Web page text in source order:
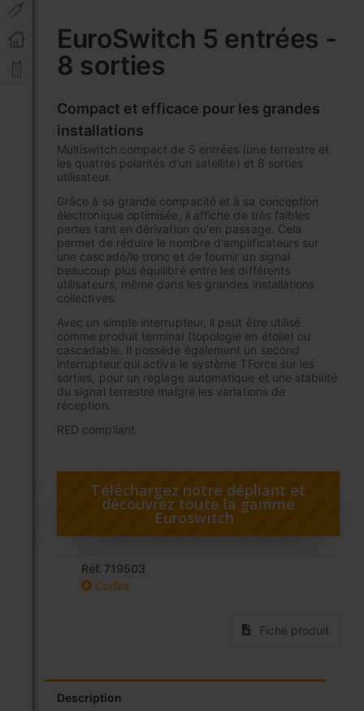
EuroSwitch 5 entrées -
8 sorties
Compact et efficace pour les grandes
installations
Multiswitch compact de 5 entrées (une terrestre et
les quatres polarités d'un satellite) et 8 sorties
utilisateur.
Grâce à sa grande compacité et à sa conception
électronique optimisée, il affiche de très faibles
pertes tant en dérivation qu'en passage. Cela
permet de réduire le nombre d'amplificateurs sur
une cascade/le tronc et de fournir un signal
beaucoup plus équilibré entre les différents
utilisateurs, même dans les grandes installations
collectives.
Avec un simple interrupteur, il peut être utilisé
comme produit terminal (topologie en étoile) ou
cascadable. Il possède également un second
interrupteur qui active le système TForce sur les
sorties, pour un réglage automatique et une stabilité
du signal terrestre malgré les variations de
réception.
RED compliant
Téléchargez notre dépliant et
découvrez toute la gamme
Euroswitch
Réf. 719503
Codes
Fiche produit
the
beginning
of
images
gallery
Description